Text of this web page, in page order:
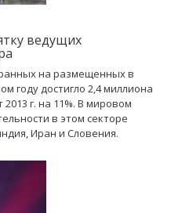
ведущих
на размещенных в
году достигло 2,4 миллиона
г. на 11%. В мировом
в этом секторе
Иран и Словения.